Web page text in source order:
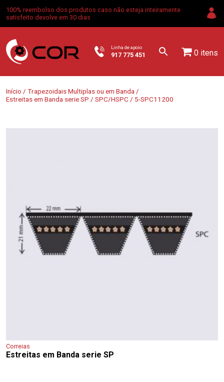
100% reembolso dos produtos caso não esteja inteiramente
satisfeito devolve em 30 dias
Linha de apoio
917 775 451 0 itens
Início / Trapezoidais Multiplas ou em Banda /
Estreitas em Banda serie SP / SPC/HSPC / 5-SPC11200
Correias
Estreitas em Banda serie SP